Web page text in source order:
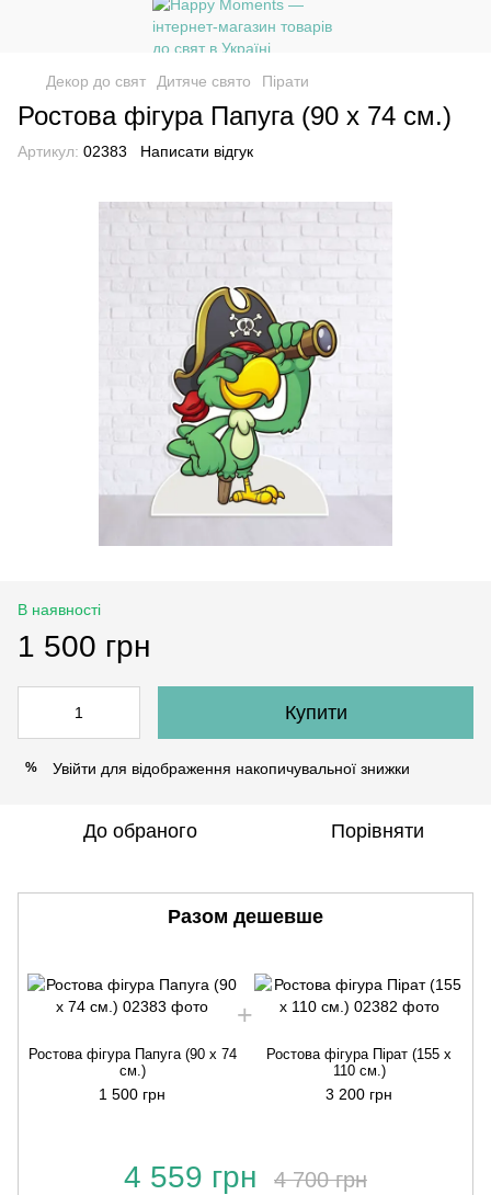
Декор до свят Дитяче свято Пірати
Ростова фігура Папуга (90 х 74 см.)
Артикул: 02383 Написати відгук
В наявності
1 500 грн
Купити
% Увійти для відображення накопичувальної знижки
До обраного Порівняти
Разом дешевше
Ростова фігура Папуга (90 х 74
см.)
1 500 грн
Ростова фігура Пірат (155 х
110 см.)
3 200 грн
4 559 грн 4 700 грн